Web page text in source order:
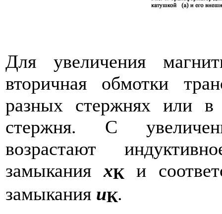
Для увеличения
вторичная обмотки
разных стержнях или
стержня. С
возрастают
замыканияхК
и
замыкания uК.